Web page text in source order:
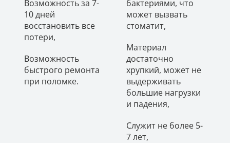
Возможность за 7-
10 дней
восстановить все
потери,
Возможность
быстрого ремонта
при поломке.
бактериями, что
может вызвать
стоматит,
Материал
достаточно
хрупкий, может не
выдерживать
большие нагрузки
и падения,
Служит не более 5-
7 лет,